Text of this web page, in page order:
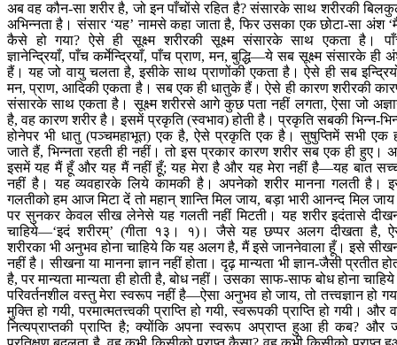
अब वह कौन-सा शरीर है, जो इन पाँचोंसे रहित है? संसारके साथ शरीरकी
अभिन्नता है। संसार ‘यह’ नामसे कहा जाता है, फिर उसका एक छोटा-सा अंश
कैसे हो गया? ऐसे ही सूक्ष्म शरीरकी सूक्ष्म संसारके साथ एकता है।
ज्ञानेन्द्रियाँ, पाँच कर्मेन्द्रियाँ, पाँच प्राण, मन, बुद्धि—ये सब सूक्ष्म संसारके ही
हैं। यह जो वायु चलता है, इसीके साथ प्राणोंकी एकता है। ऐसे ही सब
मन, प्राण, आदिकी एकता है। सब एक ही धातुके हैं। ऐसे ही कारण शरीरकी
संसारके साथ एकता है। सूक्ष्म शरीरसे आगे कुछ पता नहीं लगता, ऐसा जो
है, वह कारण शरीर है। इसमें प्रकृति (स्वभाव) होती है। प्रकृति सबकी भिन्न-
होनेपर भी धातु (पञ्चमहाभूत) एक है, ऐसे प्रकृति एक है। सुषुप्तिमें सभी एक
जाते हैं, भिन्नता रहती ही नहीं। तो इस प्रकार कारण शरीर सब एक ही हुए।
इसमें यह मैं हूँ और यह मैं नहीं हूँ; यह मेरा है और यह मेरा नहीं है—यह बात
नहीं है। यह व्यवहारके लिये कामकी है। अपनेको शरीर मानना गलती है।
गलतीको हम आज मिटा दें तो महान् शान्ति मिल जाय, बड़ा भारी आनन्द मिल
पर सुनकर केवल सीख लेनेसे यह गलती नहीं मिटती। यह शरीर इदंतासे
चाहिये—‘इदं शरीरम्’ (गीता १३। १)। जैसे यह छप्पर अलग दीखता है,
शरीरका भी अनुभव होना चाहिये कि यह अलग है, मैं इसे जाननेवाला हूँ। इसे
नहीं है। सीखना या मानना ज्ञान नहीं होता। दृढ़ मान्यता भी ज्ञान-जैसी प्रतीत
है, पर मान्यता मान्यता ही होती है, बोध नहीं। उसका साफ-साफ बोध होना
परिवर्तनशील वस्तु मेरा स्वरूप नहीं है—ऐसा अनुभव हो जाय, तो तत्त्वज्ञान हो
मुक्ति हो गयी, परमात्मतत्त्वकी प्राप्ति हो गयी, स्वरूपकी प्राप्ति हो गयी। और
नित्यप्राप्तकी प्राप्ति है; क्योंकि अपना स्वरूप अप्राप्त हुआ ही कब? और